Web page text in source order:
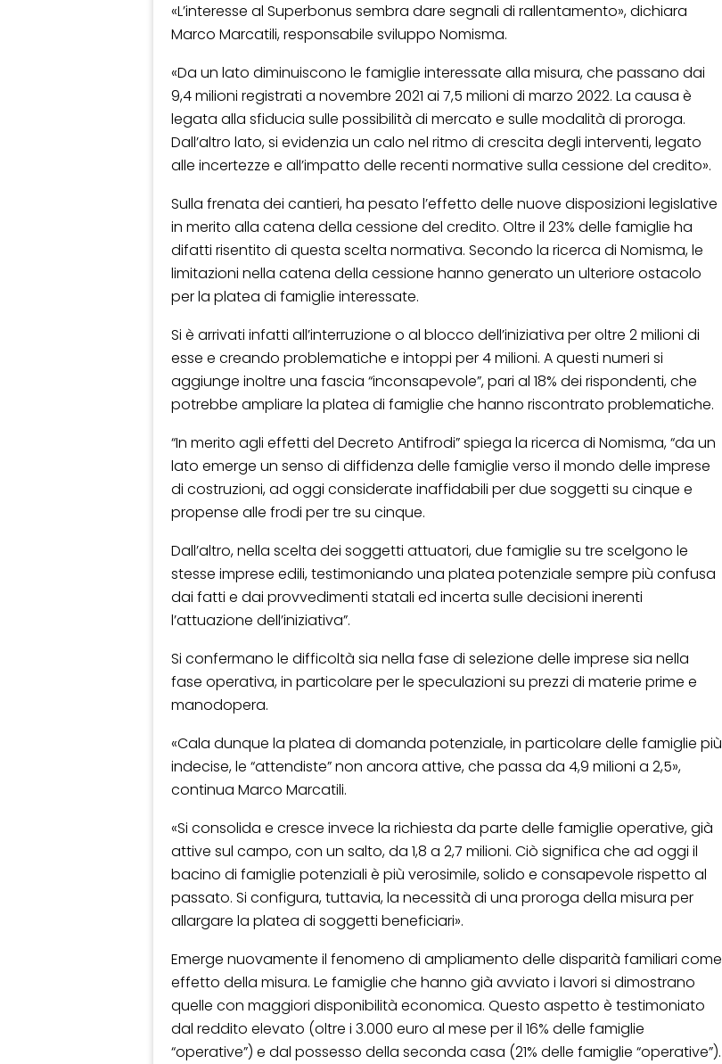
«L’interesse al Superbonus sembra dare segnali di rallentamento», dichiara
Marco Marcatili, responsabile sviluppo Nomisma.
«Da un lato diminuiscono le famiglie interessate alla misura, che passano dai
9,4 milioni registrati a novembre 2021 ai 7,5 milioni di marzo 2022. La causa è
legata alla sfiducia sulle possibilità di mercato e sulle modalità di proroga.
Dall’altro lato, si evidenzia un calo nel ritmo di crescita degli interventi, legato
alle incertezze e all’impatto delle recenti normative sulla cessione del credito».
Sulla frenata dei cantieri, ha pesato l’effetto delle nuove disposizioni legislative
in merito alla catena della cessione del credito. Oltre il 23% delle famiglie ha
difatti risentito di questa scelta normativa. Secondo la ricerca di Nomisma, le
limitazioni nella catena della cessione hanno generato un ulteriore ostacolo
per la platea di famiglie interessate.
Si è arrivati infatti all’interruzione o al blocco dell’iniziativa per oltre 2 milioni di
esse e creando problematiche e intoppi per 4 milioni. A questi numeri si
aggiunge inoltre una fascia “inconsapevole”, pari al 18% dei rispondenti, che
potrebbe ampliare la platea di famiglie che hanno riscontrato problematiche.
“In merito agli effetti del Decreto Antifrodi” spiega la ricerca di Nomisma, “da un
lato emerge un senso di diffidenza delle famiglie verso il mondo delle imprese
di costruzioni, ad oggi considerate inaffidabili per due soggetti su cinque e
propense alle frodi per tre su cinque.
Dall’altro, nella scelta dei soggetti attuatori, due famiglie su tre scelgono le
stesse imprese edili, testimoniando una platea potenziale sempre più confusa
dai fatti e dai provvedimenti statali ed incerta sulle decisioni inerenti
l’attuazione dell’iniziativa”.
Si confermano le difficoltà sia nella fase di selezione delle imprese sia nella
fase operativa, in particolare per le speculazioni su prezzi di materie prime e
manodopera.
«Cala dunque la platea di domanda potenziale, in particolare delle famiglie più
indecise, le “attendiste” non ancora attive, che passa da 4,9 milioni a 2,5»,
continua Marco Marcatili.
«Si consolida e cresce invece la richiesta da parte delle famiglie operative, già
attive sul campo, con un salto, da 1,8 a 2,7 milioni. Ciò significa che ad oggi il
bacino di famiglie potenziali è più verosimile, solido e consapevole rispetto al
passato. Si configura, tuttavia, la necessità di una proroga della misura per
allargare la platea di soggetti beneficiari».
Emerge nuovamente il fenomeno di ampliamento delle disparità familiari come
effetto della misura. Le famiglie che hanno già avviato i lavori si dimostrano
quelle con maggiori disponibilità economica. Questo aspetto è testimoniato
dal reddito elevato (oltre i 3.000 euro al mese per il 16% delle famiglie
“operative”) e dal possesso della seconda casa (21% delle famiglie “operative”).